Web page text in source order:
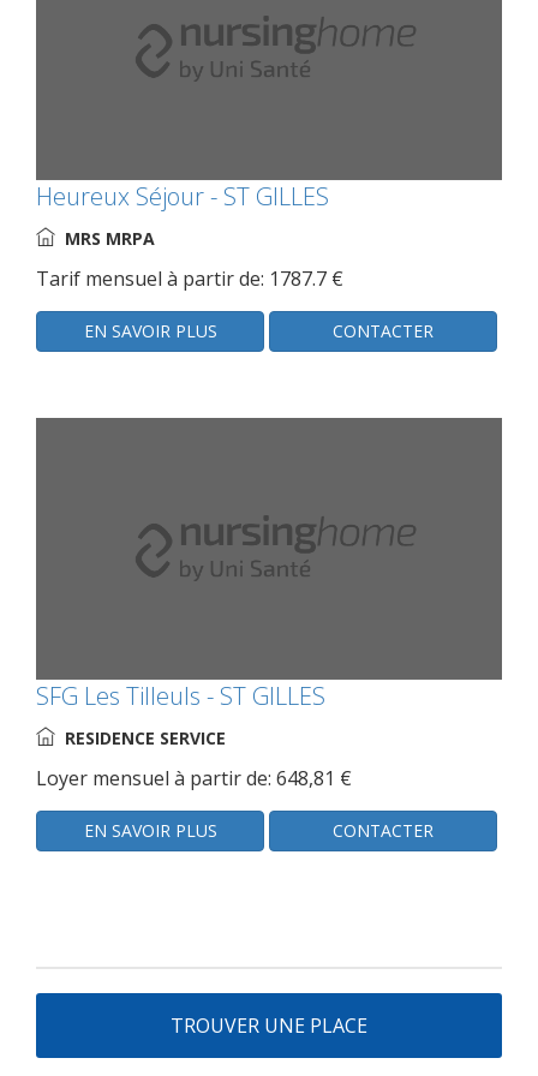
Heureux Séjour - ST GILLES
MRS MRPA
Tarif mensuel à partir de: 1787.7 €
EN SAVOIR PLUS CONTACTER
SFG Les Tilleuls - ST GILLES
RESIDENCE SERVICE
Loyer mensuel à partir de: 648,81 €
EN SAVOIR PLUS CONTACTER
TROUVER UNE PLACE